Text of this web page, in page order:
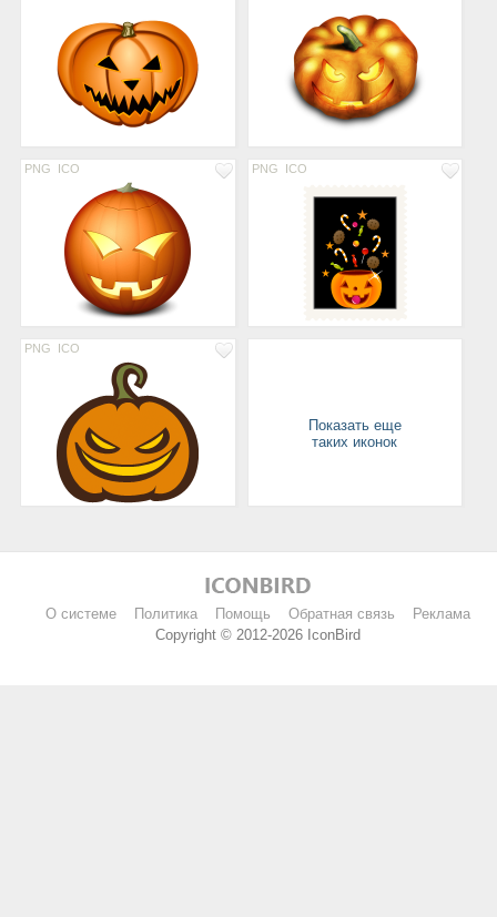
PNG ICO PNG ICO
PNG ICO
Показать еще
таких иконок
О системе Политика Помощь Обратная связь
Реклама
Copyright © 2012-2026 IconBird